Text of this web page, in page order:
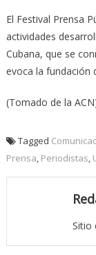
El Festival Prensa
actividades
Cubana, que se
evoca la fundación
(Tomado de la
Tagged
Prensa, Periodistas,
Sitio